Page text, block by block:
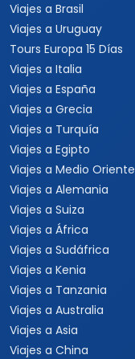
Viajes a Brasil
Viajes a Uruguay
Tours Europa 15 Días
Viajes a Italia
Viajes a España
Viajes a Grecia
Viajes a Turquía
Viajes a Egipto
Viajes a Medio Oriente
Viajes a Alemania
Viajes a Suiza
Viajes a África
Viajes a Sudáfrica
Viajes a Kenia
Viajes a Tanzania
Viajes a Australia
Viajes a Asia
Viajes a China